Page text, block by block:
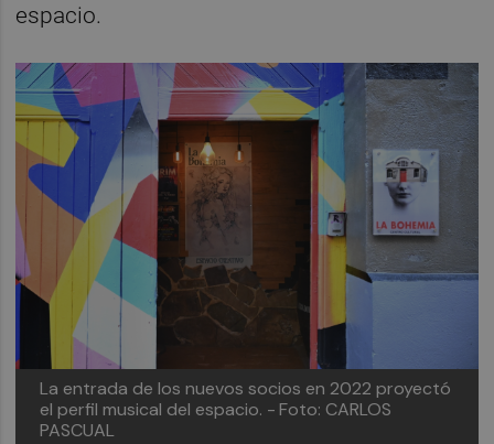
espacio.
La entrada de los nuevos socios en 2022 proyectó
el perfil musical del espacio. - Foto: CARLOS
PASCUAL